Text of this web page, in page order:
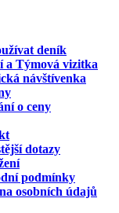
deník
a Týmová vizitka
návštívenka
o ceny
dotazy
podmínky
osobních údajů